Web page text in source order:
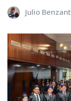
Julio Benzant